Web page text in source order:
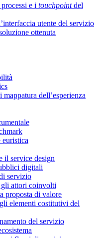
e i touchpointdel
utente del servizio
ottenuta
dell’esperienza
il service design
digitali
servizio
attori coinvolti
proposta di valore
elementi costitutivi del
del servizio